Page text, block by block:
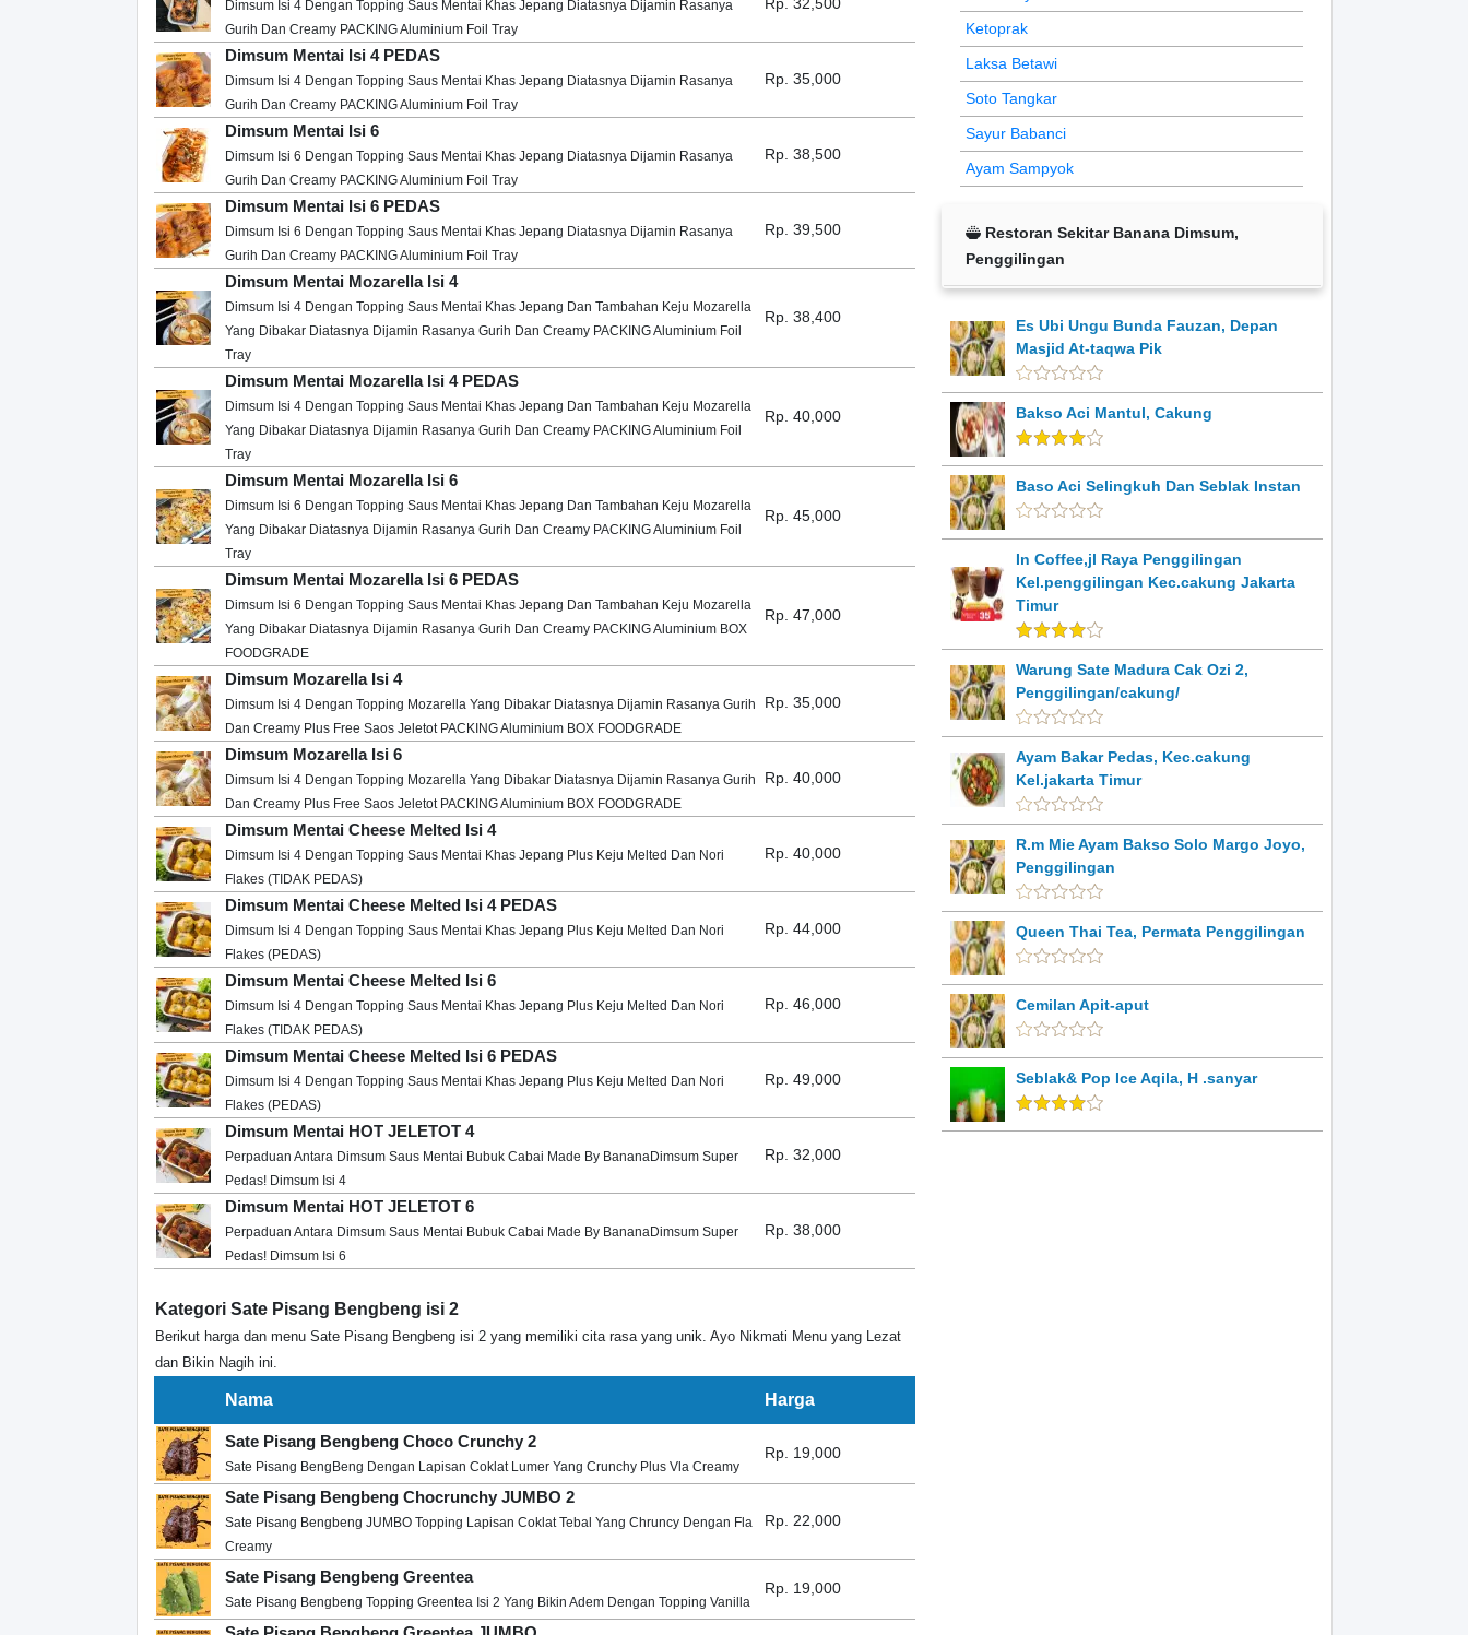
Dimsum Isi 4 Dengan Topping Saus Mentai Khas Jepang Diatasnya Dijamin Rasanya
Gurih Dan Creamy PACKING Aluminium Foil Tray
Dimsum Mentai Isi 4 PEDAS
Dimsum Isi 4 Dengan Topping Saus Mentai Khas Jepang Diatasnya Dijamin Rasanya
Gurih Dan Creamy PACKING Aluminium Foil Tray
Rp. 35,000
Dimsum Mentai Isi 6
Dimsum Isi 6 Dengan Topping Saus Mentai Khas Jepang Diatasnya Dijamin Rasanya
Gurih Dan Creamy PACKING Aluminium Foil Tray
Rp. 38,500
Dimsum Mentai Isi 6 PEDAS
Dimsum Isi 6 Dengan Topping Saus Mentai Khas Jepang Diatasnya Dijamin Rasanya
Gurih Dan Creamy PACKING Aluminium Foil Tray
Rp. 39,500
Dimsum Mentai Mozarella Isi 4
Dimsum Isi 4 Dengan Topping Saus Mentai Khas Jepang Dan Tambahan Keju Mozarella
Yang Dibakar Diatasnya Dijamin Rasanya Gurih Dan Creamy PACKING Aluminium Foil
Tray
Rp. 38,400
Dimsum Mentai Mozarella Isi 4 PEDAS
Dimsum Isi 4 Dengan Topping Saus Mentai Khas Jepang Dan Tambahan Keju Mozarella
Yang Dibakar Diatasnya Dijamin Rasanya Gurih Dan Creamy PACKING Aluminium Foil
Tray
Rp. 40,000
Dimsum Mentai Mozarella Isi 6
Dimsum Isi 6 Dengan Topping Saus Mentai Khas Jepang Dan Tambahan Keju Mozarella
Yang Dibakar Diatasnya Dijamin Rasanya Gurih Dan Creamy PACKING Aluminium Foil
Tray
Rp. 45,000
Dimsum Mentai Mozarella Isi 6 PEDAS
Dimsum Isi 6 Dengan Topping Saus Mentai Khas Jepang Dan Tambahan Keju Mozarella
Yang Dibakar Diatasnya Dijamin Rasanya Gurih Dan Creamy PACKING Aluminium BOX
FOODGRADE
Rp. 47,000
Dimsum Mozarella Isi 4
Dimsum Isi 4 Dengan Topping Mozarella Yang Dibakar Diatasnya Dijamin Rasanya Gurih
Dan Creamy Plus Free Saos Jeletot PACKING Aluminium BOX FOODGRADE
Rp. 35,000
Dimsum Mozarella Isi 6
Dimsum Isi 4 Dengan Topping Mozarella Yang Dibakar Diatasnya Dijamin Rasanya Gurih
Dan Creamy Plus Free Saos Jeletot PACKING Aluminium BOX FOODGRADE
Rp. 40,000
Dimsum Mentai Cheese Melted Isi 4
Dimsum Isi 4 Dengan Topping Saus Mentai Khas Jepang Plus Keju Melted Dan Nori
Flakes (TIDAK PEDAS)
Rp. 40,000
Dimsum Mentai Cheese Melted Isi 4 PEDAS
Dimsum Isi 4 Dengan Topping Saus Mentai Khas Jepang Plus Keju Melted Dan Nori
Flakes (PEDAS)
Rp. 44,000
Dimsum Mentai Cheese Melted Isi 6
Dimsum Isi 4 Dengan Topping Saus Mentai Khas Jepang Plus Keju Melted Dan Nori
Flakes (TIDAK PEDAS)
Rp. 46,000
Dimsum Mentai Cheese Melted Isi 6 PEDAS
Dimsum Isi 4 Dengan Topping Saus Mentai Khas Jepang Plus Keju Melted Dan Nori
Flakes (PEDAS)
Rp. 49,000
Dimsum Mentai HOT JELETOT 4
Perpaduan Antara Dimsum Saus Mentai Bubuk Cabai Made By BananaDimsum Super
Pedas! Dimsum Isi 4
Rp. 32,000
Dimsum Mentai HOT JELETOT 6
Perpaduan Antara Dimsum Saus Mentai Bubuk Cabai Made By BananaDimsum Super
Pedas! Dimsum Isi 6
Rp. 38,000
Kategori Sate Pisang Bengbeng isi 2
Berikut harga dan menu Sate Pisang Bengbeng isi 2 yang memiliki cita rasa yang unik. Ayo Nikmati Menu yang Lezat
dan Bikin Nagih ini.
Nama Harga
Sate Pisang Bengbeng Choco Crunchy 2
Sate Pisang BengBeng Dengan Lapisan Coklat Lumer Yang Crunchy Plus Vla Creamy
Rp. 19,000
Sate Pisang Bengbeng Chocrunchy JUMBO 2
Sate Pisang Bengbeng JUMBO Topping Lapisan Coklat Tebal Yang Chruncy Dengan Fla
Creamy
Rp. 22,000
Sate Pisang Bengbeng Greentea
Sate Pisang Bengbeng Topping Greentea Isi 2 Yang Bikin Adem Dengan Topping Vanilla
Rp. 19,000
Ketoprak
Laksa Betawi
Soto Tangkar
Sayur Babanci
Ayam Sampyok
Restoran Sekitar Banana Dimsum,
Penggilingan
Es Ubi Ungu Bunda Fauzan, Depan
Masjid At-taqwa Pik
Bakso Aci Mantul, Cakung
Baso Aci Selingkuh Dan Seblak Instan
In Coffee,jl Raya Penggilingan
Kel.penggilingan Kec.cakung Jakarta
Timur
Warung Sate Madura Cak Ozi 2,
Penggilingan/cakung/
Ayam Bakar Pedas, Kec.cakung
Kel.jakarta Timur
R.m Mie Ayam Bakso Solo Margo Joyo,
Penggilingan
Queen Thai Tea, Permata Penggilingan
Cemilan Apit-aput
Seblak& Pop Ice Aqila, H .sanyar